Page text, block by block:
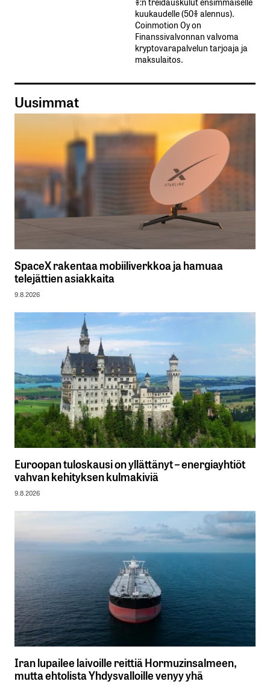
kuukaudelle​ ​(50%​ ​alennus).
Coinmotion Oy on
Finanssivalvonnan valvoma
kryptovarapalvelun tarjoaja ja
maksulaitos.
Uusimmat
SpaceX rakentaa mobiiliverkkoa ja hamuaa
telejättien asiakkaita
9.8.2026
Euroopan tuloskausi on yllättänyt – energiayhtiöt
vahvan kehityksen kulmakiviä
9.8.2026
Iran lupailee laivoille reittiä Hormuzinsalmeen,
mutta ehtolista Yhdysvalloille venyy yhä